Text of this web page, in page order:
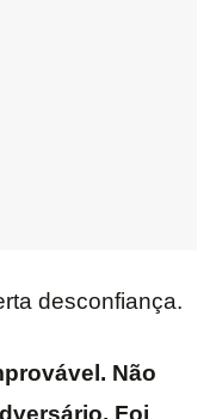
desconfiança.
Não